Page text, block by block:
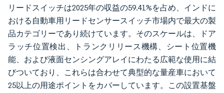
リードスイッチは2025年の収益の59.41%を占め、インドに
おける自動車用リードセンサースイッチ市場内で最大の製
品カテゴリーであり続けています。そのスケールは、ドア
ラッチ位置検出、トランクリリース機構、シート位置機
能、および液面センシングアレイにわたる広範な使用に結
びついており、これらは合わせて典型的な量産車において
25以上の用途ポイントをカバーしています。この設置基盤